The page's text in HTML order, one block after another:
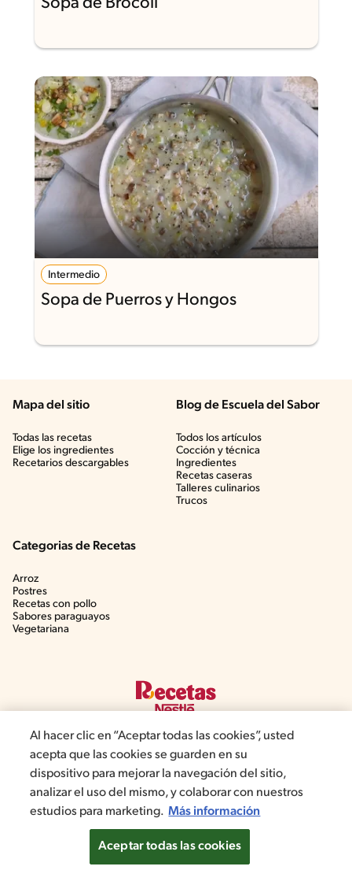
Sopa de Brócoli
Intermedio
Sopa de Puerros y Hongos
Mapa del sitio
Todas las recetas
Elige los ingredientes
Recetarios descargables
Blog de Escuela del Sabor
Todos los artículos
Cocción y técnica
Ingredientes
Recetas caseras
Talleres culinarios
Trucos
Categorias de Recetas
Arroz
Postres
Recetas con pollo
Sabores paraguayos
Vegetariana
©2022, Nestlé. Marcas registradas por Société dels Produits Nestlé,
S.A. Vevey (Suiza)
Configuración de cookies
Política de cookies
Al hacer clic en “Aceptar todas las cookies”, usted
acepta que las cookies se guarden en su
dispositivo para mejorar la navegación del sitio,
analizar el uso del mismo, y colaborar con nuestros
estudios para marketing. Más información
Aceptar todas las cookies